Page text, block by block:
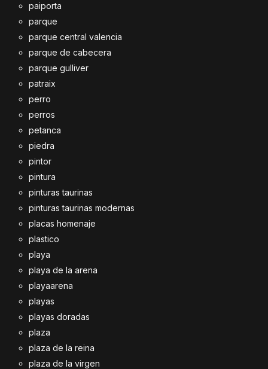
paiporta
parque
parque central valencia
parque de cabecera
parque gulliver
patraix
perro
perros
petanca
piedra
pintor
pintura
pinturas taurinas
pinturas taurinas modernas
placas homenaje
plastico
playa
playa de la arena
playaarena
playas
playas doradas
plaza
plaza de la reina
plaza de la virgen